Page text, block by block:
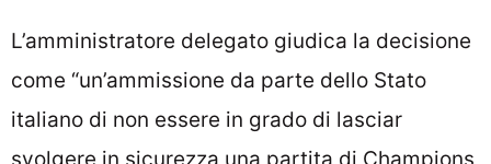
L’amministratore delegato giudica la decisione
come “un’ammissione da parte dello Stato
italiano di non essere in grado di lasciar